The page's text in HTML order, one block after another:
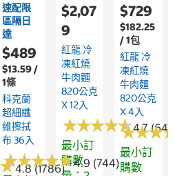
4.8 (1786)
速配限
區隔日
達
$489
$13.59 /
1條
科克蘭
超細纖
維擦拭
布 36入
★★★★★
★★★★★4.9 (744)
$2,07
9
紅龍 冷
凍紅燒
牛肉麵
820公克
X 12入
★★★★★
★★★★★4.7
最小訂
購數
$729
$182.25
/ 1包
紅龍 冷
凍紅燒
牛肉麵
820公克
X 4入
★★★
★★★
最小訂
購數